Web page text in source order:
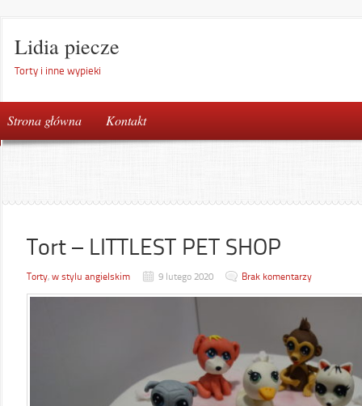
Lidia piecze
Torty i inne wypieki
Strona główna Kontakt
Tort – LITTLEST PET SHOP
Torty, w stylu angielskim 9 lutego 2020 Brak komentarzy